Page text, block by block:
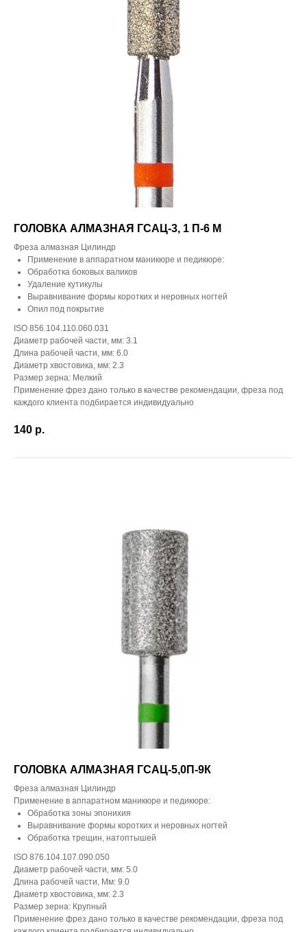
ГОЛОВКА АЛМАЗНАЯ ГСАЦ-3, 1 П-6 М
Фреза алмазная Цилиндр
Применение в аппаратном маникюре и педикюре:
Обработка боковых валиков
Удаление кутикулы
Выравнивание формы коротких и неровных ногтей
Опил под покрытие
ISO 856.104.110.060.031
Диаметр рабочей части, мм: 3.1
Длина рабочей части, мм: 6.0
Диаметр хвостовика, мм: 2.3
Размер зерна: Мелкий
Применение фрез дано только в качестве рекомендации, фреза под
каждого клиента подбирается индивидуально
140 р.
ГОЛОВКА АЛМАЗНАЯ ГСАЦ-5,0П-9К
Фреза алмазная Цилиндр
Применение в аппаратном маникюре и педикюре:
Обработка зоны эпонихия
Выравнивание формы коротких и неровных ногтей
Обработка трещин, натоптышей
ISO 876.104.107.090.050
Диаметр рабочей части, мм: 5.0
Длина рабочей части, Мм: 9.0
Диаметр хвостовика, мм: 2.3
Размер зерна: Крупный
Применение фрез дано только в качестве рекомендации, фреза под